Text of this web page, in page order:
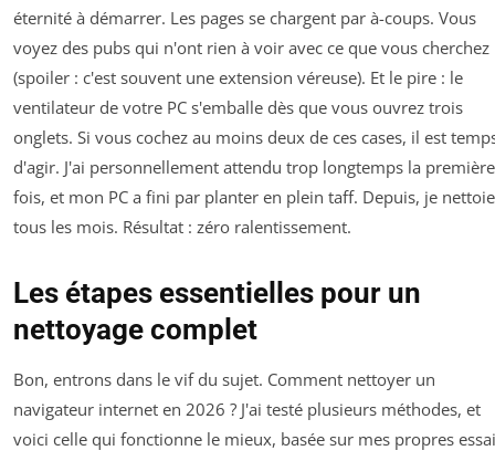
éternité à démarrer. Les pages se chargent par à-coups. Vous
voyez des pubs qui n'ont rien à voir avec ce que vous cherchez
(spoiler : c'est souvent une extension véreuse). Et le pire : le
ventilateur de votre PC s'emballe dès que vous ouvrez trois
onglets. Si vous cochez au moins deux de ces cases, il est
d'agir. J'ai personnellement attendu trop longtemps la première
fois, et mon PC a fini par planter en plein taff. Depuis, je nettoie
tous les mois. Résultat : zéro ralentissement.
Les étapes essentielles pour un
nettoyage complet
Bon, entrons dans le vif du sujet. Comment nettoyer un
navigateur internet en 2026 ? J'ai testé plusieurs méthodes, et
voici celle qui fonctionne le mieux, basée sur mes propres